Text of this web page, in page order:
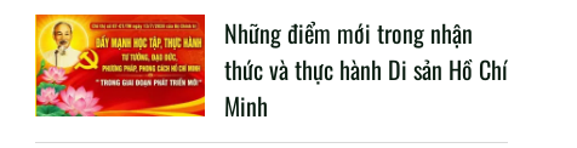
NAY
Những điểm mới trong nhận
thức và thực hành Di sản Hồ Chí
Minh